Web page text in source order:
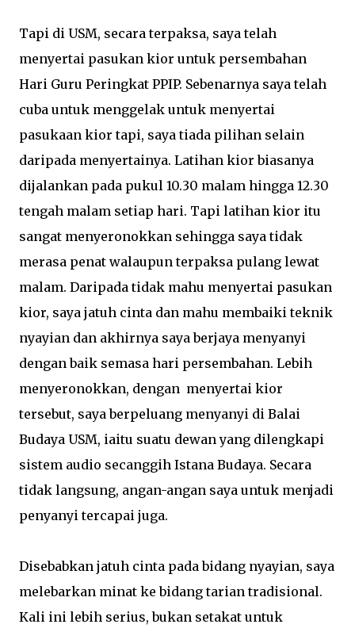
Tapi di USM, secara terpaksa, saya telah
menyertai pasukan kior untuk persembahan
Hari Guru Peringkat PPIP. Sebenarnya saya telah
cuba untuk menggelak untuk menyertai
pasukaan kior tapi, saya tiada pilihan selain
daripada menyertainya. Latihan kior biasanya
dijalankan pada pukul 10.30 malam hingga 12.30
tengah malam setiap hari. Tapi latihan kior itu
sangat menyeronokkan sehingga saya tidak
merasa penat walaupun terpaksa pulang lewat
malam. Daripada tidak mahu menyertai pasukan
kior, saya jatuh cinta dan mahu membaiki teknik
nyayian dan akhirnya saya berjaya menyanyi
dengan baik semasa hari persembahan. Lebih
menyeronokkan, dengan menyertai kior
tersebut, saya berpeluang menyanyi di Balai
Budaya USM, iaitu suatu dewan yang dilengkapi
sistem audio secanggih Istana Budaya. Secara
tidak langsung, angan-angan saya untuk menjadi
penyanyi tercapai juga.
Disebabkan jatuh cinta pada bidang nyayian, saya
melebarkan minat ke bidang tarian tradisional.
Kali ini lebih serius, bukan setakat untuk